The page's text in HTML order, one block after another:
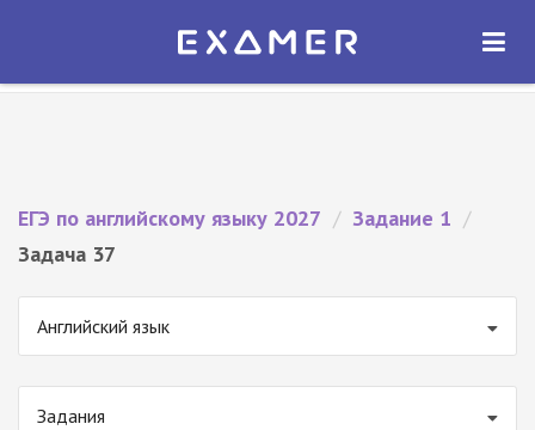
Экзамер — ЕГЭ 2027
ОТКРЫТЬ
ЕГЭ по английскому языку 2027 / Задание 1 /
Задача 37
Английский язык
Задания